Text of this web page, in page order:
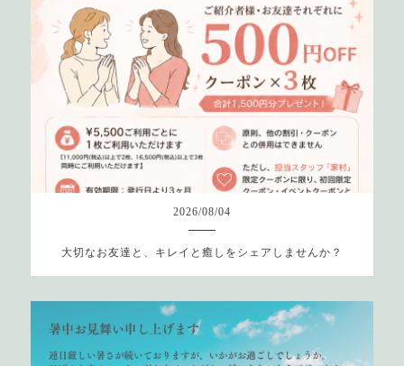
2026/08/04
大切なお友達と、キレイと癒しをシェアしませんか？